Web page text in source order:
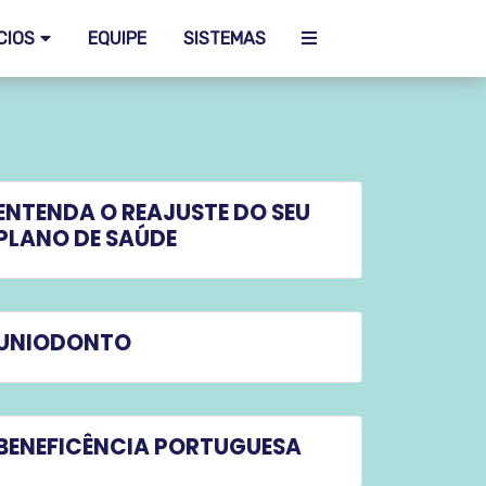
EQUIPE SISTEMAS
O REAJUSTE DO SEU
DE SAÚDE
PORTUGUESA